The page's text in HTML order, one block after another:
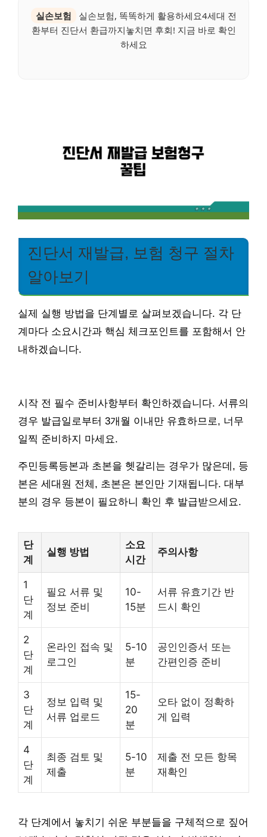
실손보험
실손보험, 똑똑하게 활용하세요4세대 전
환부터 진단서 환급까지놓치면 후회! 지금 바로 확인
하세요
진단서 재발급, 보험 청구 절차
알아보기
실제 실행 방법을 단계별로 살펴보겠습니다. 각 단
계마다 소요시간과 핵심 체크포인트를 포함해서 안
내하겠습니다.
시작 전 필수 준비사항부터 확인하겠습니다. 서류의
경우 발급일로부터 3개월 이내만 유효하므로, 너무
일찍 준비하지 마세요.
주민등록등본과 초본을 헷갈리는 경우가 많은데, 등
본은 세대원 전체, 초본은 본인만 기재됩니다. 대부
분의 경우 등본이 필요하니 확인 후 발급받으세요.
단
계
실행 방법
소요
시간
주의사항
1
단
계
필요 서류 및
정보 준비
10-
15분
서류 유효기간 반
드시 확인
2
단
계
온라인 접속 및
로그인
5-10
분
공인인증서 또는
간편인증 준비
3
단
계
정보 입력 및
서류 업로드
15-
20
분
오타 없이 정확하
게 입력
4
단
계
최종 검토 및
제출
5-10
분
제출 전 모든 항목
재확인
각 단계에서 놓치기 쉬운 부분들을 구체적으로 짚어